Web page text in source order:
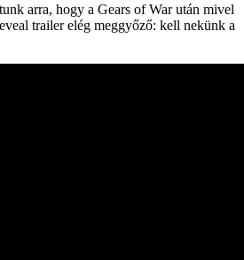
arra, hogy a Gears of War után mivel
trailer elég meggyőző: kell nekünk a